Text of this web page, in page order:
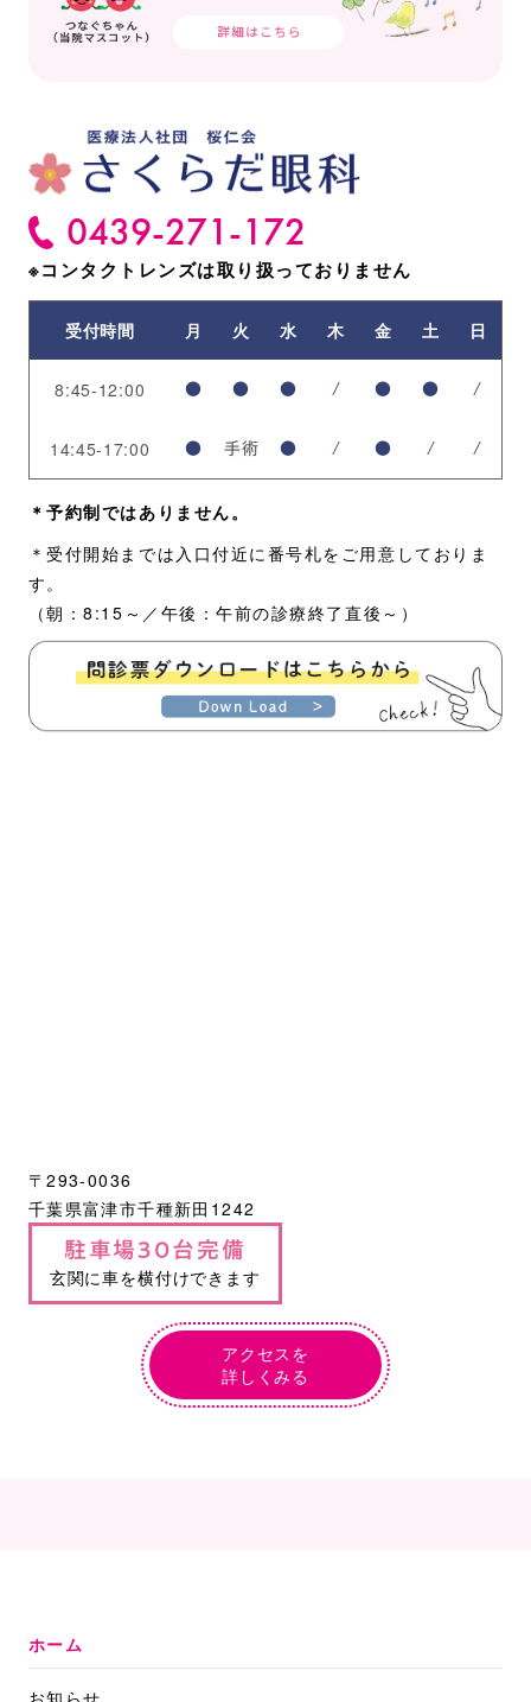
0439-271-172
※コンタクトレンズは取り扱っておりません
受付時間 月 火 水 木 金 土 日
8:45-12:00 ● ● ● / ● ● /
14:45-17:00 ● 手術 ● / ● / /
＊予約制ではありません。
＊受付開始までは入口付近に番号札をご用意しておりま
す。
（朝：8:15～／午後：午前の診療終了直後～）
〒293-0036
千葉県富津市千種新田1242
駐車場30台完備
玄関に車を横付けできます
アクセスを
詳しくみる
ホーム